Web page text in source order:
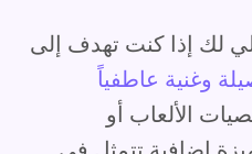
لك إذا كنت تهدف إلى
وغنية عاطفياً
الألعاب أو